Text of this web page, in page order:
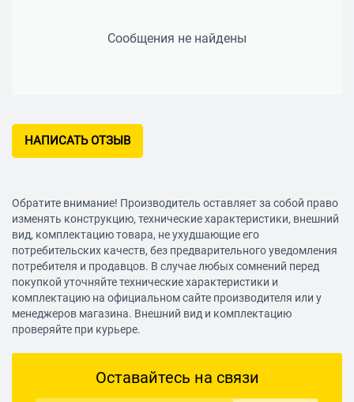
Сообщения не найдены
НАПИСАТЬ ОТЗЫВ
Обратите внимание! Производитель оставляет за собой право
изменять конструкцию, технические характеристики, внешний
вид, комплектацию товара, не ухудшающие его
потребительских качеств, без предварительного уведомления
потребителя и продавцов. В случае любых сомнений перед
покупкой уточняйте технические характеристики и
комплектацию на официальном сайте производителя или у
менеджеров магазина. Внешний вид и комплектацию
проверяйте при курьере.
Оставайтесь на связи